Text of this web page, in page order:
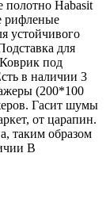
Habasit
рифленые
устойчивого
для
под
в наличии 3
(200*100
Гасит шумы
от царапин.
таким образом
В